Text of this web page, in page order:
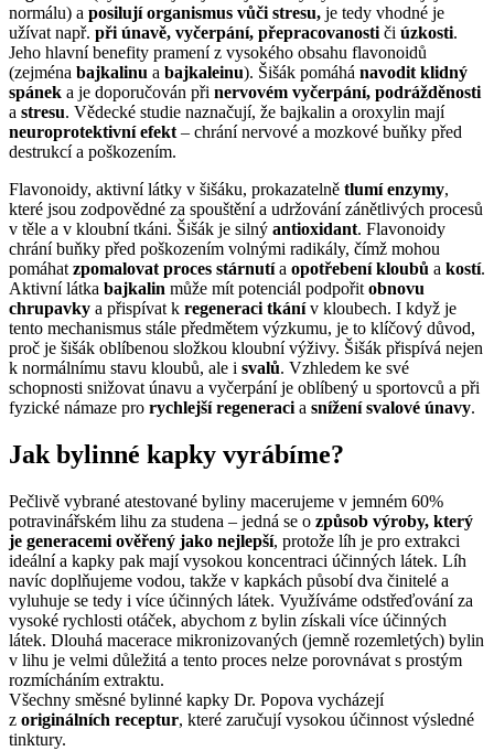
normálu) a posilují organismus vůči stresu, je tedy vhodné je
užívat např. při únavě, vyčerpání, přepracovanostiči úzkosti.
Jeho hlavní benefity pramení z vysokého obsahu flavonoidů
(zejména bajkalinu a bajkaleinu). Šišák pomáhá navodit klidný
spánek a je doporučován při nervovém vyčerpání, podrážděnosti
a stresu. Vědecké studie naznačují, že bajkalin a oroxylin mají
neuroprotektivní efekt– chrání nervové a mozkové buňky před
destrukcí a poškozením.
Flavonoidy, aktivní látky v šišáku, prokazatelně tlumí enzymy,
které jsou zodpovědné za spouštění a udržování zánětlivých procesů
v těle a v kloubní tkáni. Šišák je silný antioxidant. Flavonoidy
chrání buňky před poškozením volnými radikály, čímž mohou
pomáhatzpomalovat proces stárnutía opotřebení kloubů a kostí.
Aktivní látka bajkalin může mít potenciál podpořitobnovu
chrupavky a přispívat k regeneraci tkánív kloubech. I když je
tento mechanismus stále předmětem výzkumu, je to klíčový důvod,
proč je šišák oblíbenou složkou kloubní výživy. Šišák přispívá nejen
k normálnímu stavu kloubů, ale i svalů. Vzhledem ke své
schopnosti snižovat únavu a vyčerpání je oblíbený u sportovců a při
fyzické námaze pro rychlejší regeneracia snížení svalové únavy.
Jak bylinné kapky vyrábíme?
Pečlivě vybrané atestované byliny macerujeme v jemném 60%
potravinářském lihu za studena – jedná se o způsob výroby, který
je generacemi ověřený jako nejlepší, protože líh je pro extrakci
ideální a kapky pak mají vysokou koncentraci účinných látek. Líh
navíc doplňujeme vodou, takže v kapkách působí dva činitelé a
vyluhuje se tedy i více účinných látek. Využíváme odstřeďování za
vysoké rychlosti otáček, abychom z bylin získali více účinných
látek. Dlouhá macerace mikronizovaných (jemně rozemletých) bylin
v lihu je velmi důležitá a tento proces nelze porovnávat s prostým
rozmícháním extraktu.
Všechny směsné bylinné kapky Dr. Popova vycházejí
z originálních receptur, které zaručují vysokou účinnost výsledné
tinktury.